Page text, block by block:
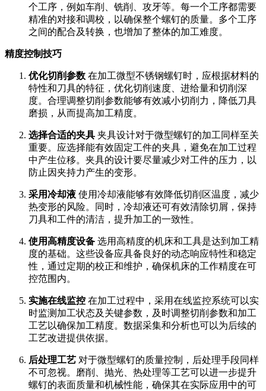
个工序，例如车削、铣削、攻牙等。每一个工序都需要
精准的对接和调校，以确保整个螺钉的质量。多个工序
之间的配合及转换，也增加了整体的加工难度。
精度控制技巧
优化切削参数 在加工微型不锈钢螺钉时，应根据材料的
特性和刀具的特征，优化切削速度、进给量和切削深
度。合理调整切削参数能够有效减小切削力，降低刀具
磨损，从而提高加工精度。
选择合适的夹具 夹具设计对于微型螺钉的加工同样至关
重要。应选择能有效固定工件的夹具，避免在加工过程
中产生位移。夹具的设计要尽量减少对工件的压力，以
防止因夹持力产生的变形。
采用冷却液 使用冷却液能够有效降低切削区温度，减少
热变形的风险。同时，冷却液还可有效清除切屑，保持
刀具和工件的清洁，提升加工的一致性。
使用高精度设备 选用高精度的机床和工具是达到加工精
度的基础。这些设备应具备良好的动态响应特性和稳定
性，通过定期的校正和维护，确保机床的工作精度在可
控范围内。
实施在线监控 在加工过程中，采用在线监控系统可以实
时监测加工状态及关键参数，及时调整切削参数和加工
工艺以确保加工精度。数据采集和分析也可以为后续的
工艺改进提供依据。
后处理工艺 对于微型螺钉的质量控制，后处理手段同样
不可忽视。磨削、抛光、热处理等工艺可以进一步提升
螺钉的表面质量和机械性能，确保其在实际应用中的可